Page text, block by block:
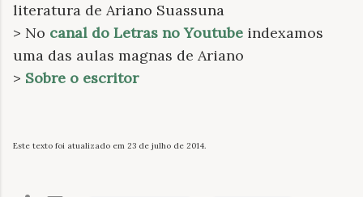
literatura de Ariano Suassuna
> No canal do Letras no Youtube indexamos
uma das aulas magnas de Ariano
> Sobre o escritor
Este texto foi atualizado em 23 de julho de 2014.